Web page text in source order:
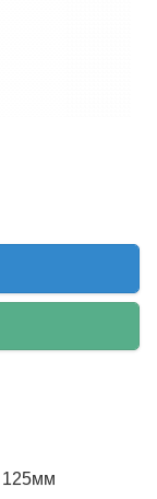
125мм